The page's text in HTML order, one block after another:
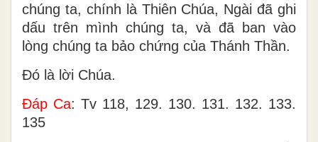
chúng ta, chính là Thiên Chúa, Ngài đã ghi
dấu trên mình chúng ta, và đã ban vào
lòng chúng ta bảo chứng của Thánh Thần.
Ðó là lời Chúa.
Ðáp Ca: Tv 118, 129. 130. 131. 132. 133.
135